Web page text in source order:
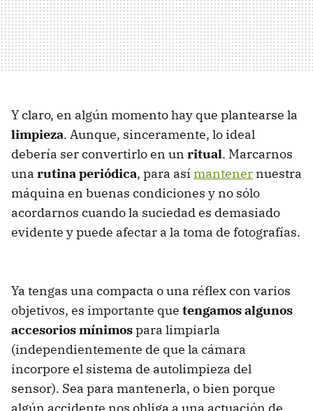
Y claro, en algún momento hay que plantearse la
limpieza. Aunque, sinceramente, lo ideal
debería ser convertirlo en un ritual. Marcarnos
una rutina periódica, para así mantener nuestra
máquina en buenas condiciones y no sólo
acordarnos cuando la suciedad es demasiado
evidente y puede afectar a la toma de fotografías.
Ya tengas una compacta o una réflex con varios
objetivos, es importante que tengamos algunos
accesorios mínimospara limpiarla
(independientemente de que la cámara
incorpore el sistema de autolimpieza del
sensor). Sea para mantenerla, o bien porque
algún accidente nos obliga a una actuación de